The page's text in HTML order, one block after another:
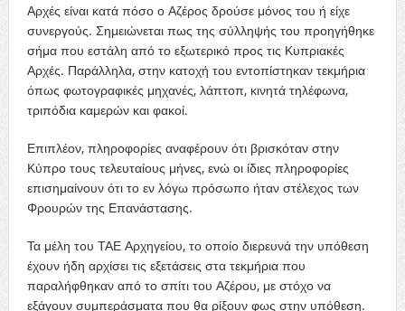
Αρχές είναι κατά πόσο ο Αζέρος δρούσε μόνος του ή είχε
συνεργούς. Σημειώνεται πως της σύλληψής του προηγήθηκε
σήμα που εστάλη από το εξωτερικό προς τις Κυπριακές
Αρχές. Παράλληλα, στην κατοχή του εντοπίστηκαν τεκμήρια
όπως φωτογραφικές μηχανές, λάπτοπ, κινητά τηλέφωνα,
τριπόδια καμερών και φακοί.
Επιπλέον, πληροφορίες αναφέρουν ότι βρισκόταν στην
Κύπρο τους τελευταίους μήνες, ενώ οι ίδιες πληροφορίες
επισημαίνουν ότι το εν λόγω πρόσωπο ήταν στέλεχος των
Φρουρών της Επανάστασης.
Τα μέλη του ΤΑΕ Αρχηγείου, το οποίο διερευνά την υπόθεση
έχουν ήδη αρχίσει τις εξετάσεις στα τεκμήρια που
παραλήφθηκαν από το σπίτι του Αζέρου, με στόχο να
εξάγουν συμπεράσματα που θα ρίξουν φως στην υπόθεση.